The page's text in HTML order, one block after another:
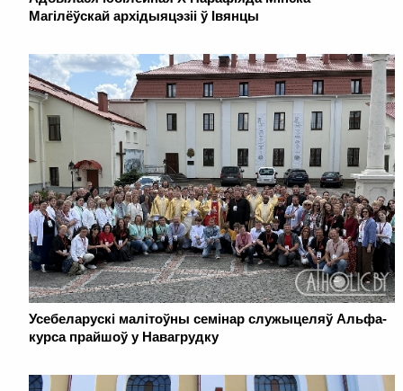
Магілёўскай архідыяцэзіі ў Івянцы
Усебеларускі малітоўны семінар служыцеляў Альфа-
курса прайшоў у Навагрудку